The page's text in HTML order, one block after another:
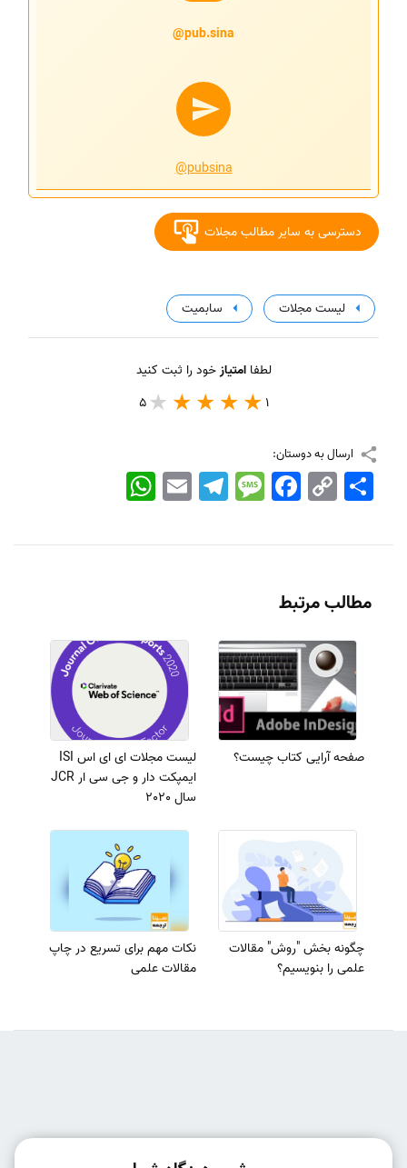
pub.sina@
@pubsina
دسترسی به سایر مطالب مجلات
لیست مجلات سابمیت
لطفاامتیازخود را ثبت کنید
1
5
ارسال به دوستان:
WhatsApp EmailTelegramMessageFacebook Copy
Link
اشتراک
مطالب مرتبط
صفحه آرایی کتاب چیست؟
لیست مجلات ای ای اس ISI
ایمپکت دار و جی سی ار JCR
سال 2020
چگونه بخش "روش" مقالات
علمی را بنویسیم؟
نکات مهم برای تسریع در چاپ
مقالات علمی